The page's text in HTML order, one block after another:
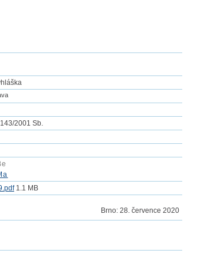
2001 Sb.
1.1 MB
Brno: 28. července 2020